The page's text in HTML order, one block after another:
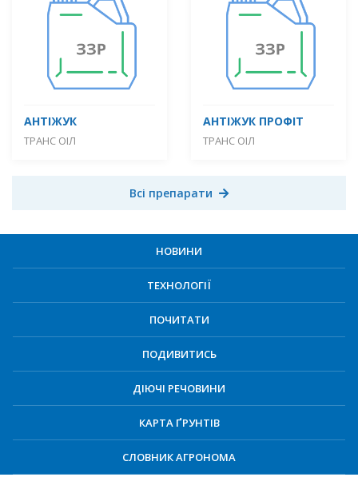
АНТІЖУК
ТРАНС ОІЛ
АНТІЖУК ПРОФІТ
ТРАНС ОІЛ
Всі препарати
НОВИНИ
ТЕХНОЛОГІЇ
ПОЧИТАТИ
ПОДИВИТИСЬ
ДІЮЧІ РЕЧОВИНИ
КАРТА ҐРУНТІВ
СЛОВНИК АГРОНОМА